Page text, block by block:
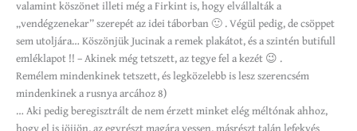
valamint köszönet illeti még a Firkint is, hogy elvállalták a
„vendégzenekar” szerepét az idei táborban 🙂 . Végül pedig, de csöppet
sem utoljára… Köszönjük Jucinak a remek plakátot, és a szintén butifull
emléklapot !! – Akinek még tetszett, az tegye fel a kezét 😉 .
Remélem mindenkinek tetszett, és legközelebb is lesz szerencsém
mindenkinek a rusnya arcához 8)
… Aki pedig beregisztrált de nem érzett minket elég méltónak ahhoz,
hogy el is jöjjön, az egyrészt magára vessen, másrészt talán lefekvés